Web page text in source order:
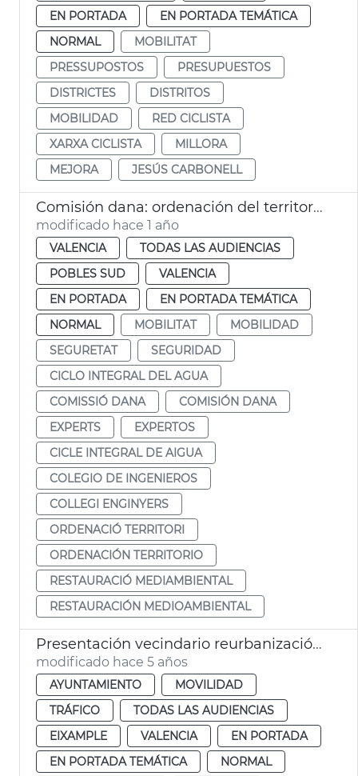
EN PORTADA
EN PORTADA TEMÁTICA
NORMAL
MOBILITAT
PRESSUPOSTOS
PRESUPUESTOS
DISTRICTES
DISTRITOS
MOBILIDAD
RED CICLISTA
XARXA CICLISTA
MILLORA
MEJORA
JESÚS CARBONELL
Comisión dana: ordenación del territorio
modificado hace 1 año
VALENCIA
TODAS LAS AUDIENCIAS
POBLES SUD
VALENCIA
EN PORTADA
EN PORTADA TEMÁTICA
NORMAL
MOBILITAT
MOBILIDAD
SEGURETAT
SEGURIDAD
CICLO INTEGRAL DEL AGUA
COMISSIÓ DANA
COMISIÓN DANA
EXPERTS
EXPERTOS
CICLE INTEGRAL DE AIGUA
COLEGIO DE INGENIEROS
COLLEGI ENGINYERS
ORDENACIÓ TERRITORI
ORDENACIÓN TERRITORIO
RESTAURACIÓ MEDIAMBIENTAL
RESTAURACIÓN MEDIOAMBIENTAL
Presentación vecindario reurbanización plaza Russafa
modificado hace 5 años
AYUNTAMIENTO
MOVILIDAD
TRÁFICO
TODAS LAS AUDIENCIAS
EIXAMPLE
VALENCIA
EN PORTADA
EN PORTADA TEMÁTICA
NORMAL